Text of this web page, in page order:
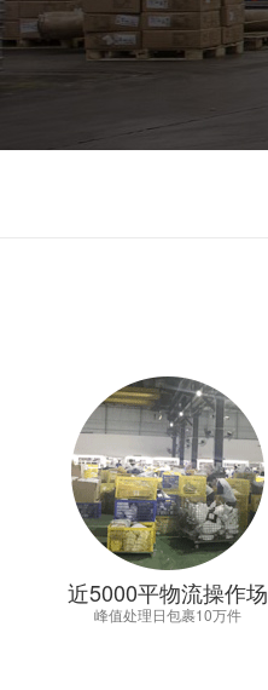
近5000平物流操作场
峰值处理日包裹10万件